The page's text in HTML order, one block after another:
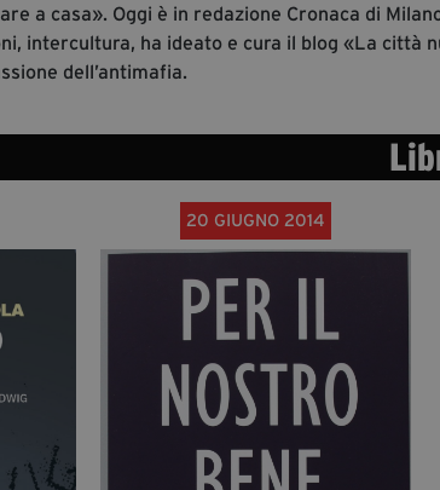
a casa». Oggi è in redazione Cronaca di
intercultura, ha ideato e cura il blog «La città
dell’antimafia.
20 GIUGNO 2014